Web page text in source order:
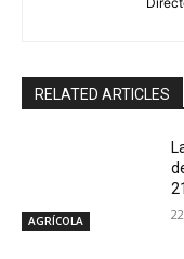
RELATED ARTICLES
AGRÍCOLA